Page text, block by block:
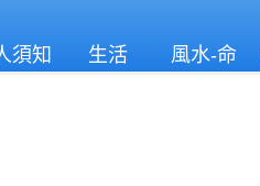
須知 生活
風水-命